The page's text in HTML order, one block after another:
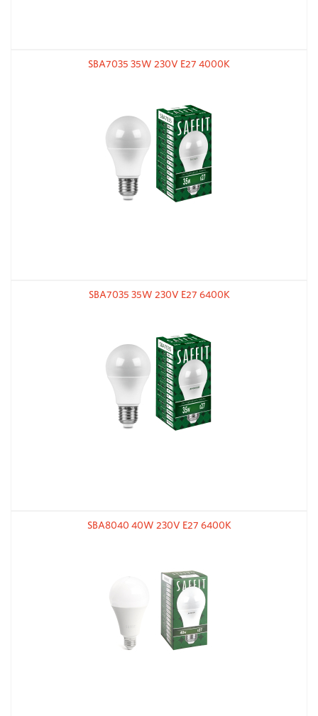
SBA7035 35W 230V E27 4000К
SBA7035 35W 230V E27 6400К
SBA8040 40W 230V E27 6400К